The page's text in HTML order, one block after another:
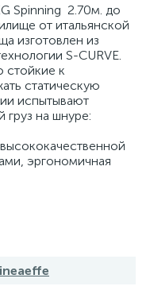
Spinning 2.70м. до
от итальянской
изготовлен из
S-CURVE.
стойкие к
статическую
испытывают
груз на шнуре:
эргономичная